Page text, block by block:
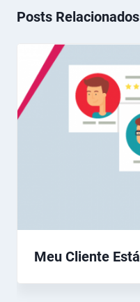
Posts Relacionados
Meu Cliente